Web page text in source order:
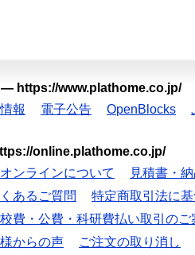
— https://www.plathome.co.jp/
報 電子公告 OpenBlocks
online.plathome.co.jp/
ンラインについて
見積書・
あるご質問
特定商取引法に
校費・公費・科研費払い取引のご
からの声 ご注文の取り消し